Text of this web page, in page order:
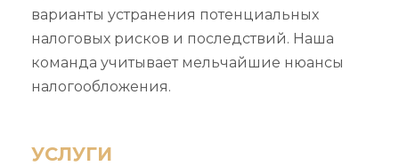
варианты устранения потенциальных
налоговых рисков и последствий. Наша
команда учитывает мельчайшие нюансы
налогообложения.
УСЛУГИ